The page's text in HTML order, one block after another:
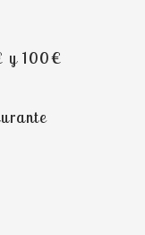
y 100€